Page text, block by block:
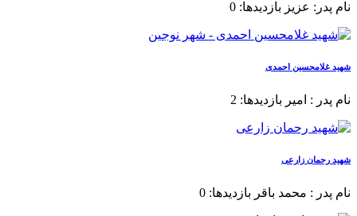
نام پدر: عزیز بازدیدها: 0
شهید غلامحسین احمدی
نام پدر : امیر بازدیدها: 2
شهید رحمان زارعی
نام پدر : محمد باقر بازدیدها: 0